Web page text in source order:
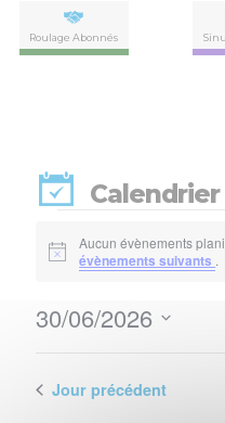
Roulage Abonnés
for
30
juin
Notice
Aucun évènements
évènements suivants .
30/06/2026
date.Jour précédent